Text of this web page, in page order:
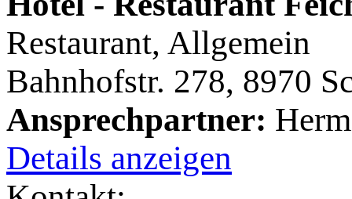
Restaurant, Allgemein
Bahnhofstr. 278, 8970
Ansprechpartner:
Details anzeigen